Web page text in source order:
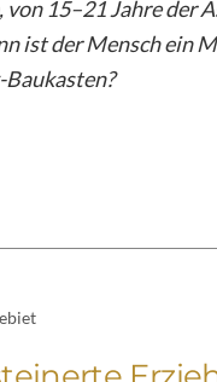
15–21 Jahre der
ist der Mensch ein
Baukasten?